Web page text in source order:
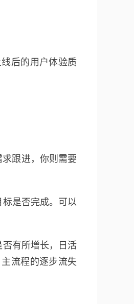
后的用户体验质
跟进，你则需要
是否完成。可以
有所增长，日活
流程的逐步流失